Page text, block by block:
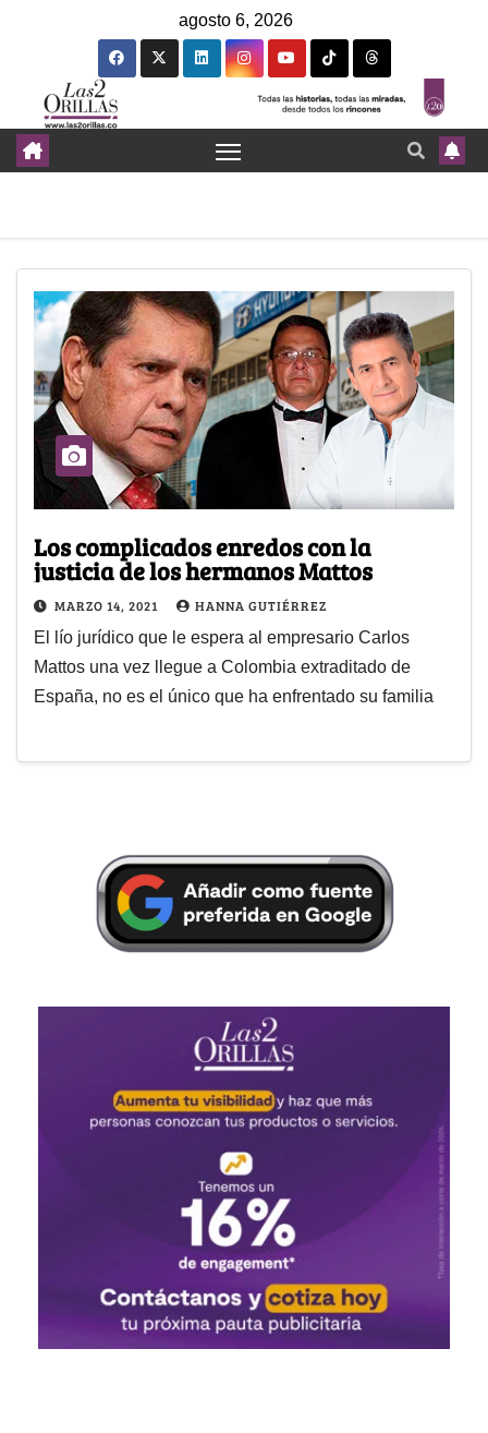
agosto 6, 2026
Los complicados enredos con la
justicia de los hermanos Mattos
MARZO 14, 2021 HANNA GUTIÉRREZ
El lío jurídico que le espera al empresario Carlos
Mattos una vez llegue a Colombia extraditado de
España, no es el único que ha enfrentado su familia